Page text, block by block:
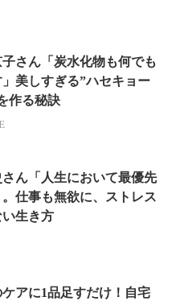
さん「炭水化物も何でも
美しすぎる”ハセキョー
作る秘訣
ん「人生において最優先
仕事も無欲に、ストレス
生き方
アに1品足すだけ！自宅